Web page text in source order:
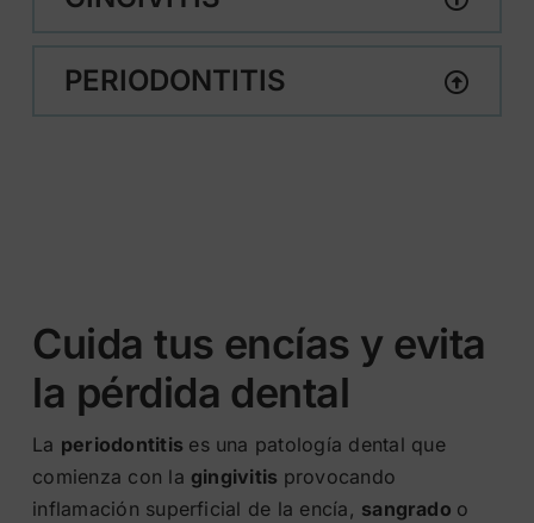
PERIODONTITIS
Cuida tus encías y evita
la pérdida dental
La periodontitis es una patología dental que
comienza con la gingivitis provocando
inflamación superficial de la encía, sangrado o